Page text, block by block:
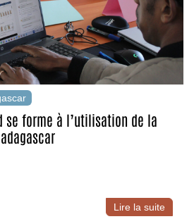
se forme à l’utilisation de la
Lire la suite